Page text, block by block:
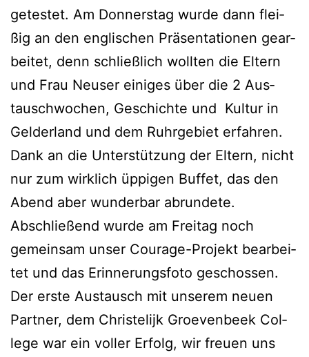
getes­tet. Am Don­ners­tag wur­de dann flei­
ßig an den eng­li­schen Prä­sen­ta­tio­nen gear­
bei­tet, denn schließ­lich woll­ten die Eltern
und Frau Neu­ser eini­ges über die 2 Aus­
tausch­wo­chen, Geschich­te und Kul­tur in
Gel­der­land und dem Ruhr­ge­biet erfah­ren.
Dank an die Unter­stüt­zung der Eltern, nicht
nur zum wirk­lich üppi­gen Buf­fet, das den
Abend aber wun­der­bar abrun­de­te.
Abschlie­ßend wur­de am Frei­tag noch
gemein­sam unser Cou­ra­ge-Pro­jekt bear­bei­
tet und das Erin­ne­rungs­fo­to geschos­sen.
Der ers­te Aus­tausch mit unse­rem neu­en
Part­ner, dem Chris­te­li­jk Gro­e­ven­beek Col­
lege war ein vol­ler Erfolg, wir freu­en uns